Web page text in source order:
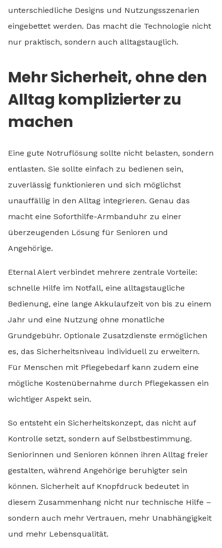
unterschiedliche Designs und Nutzungsszenarien
eingebettet werden. Das macht die Technologie nicht
nur praktisch, sondern auch alltagstauglich.
Mehr Sicherheit, ohne den
Alltag komplizierter zu
machen
Eine gute Notruflösung sollte nicht belasten, sondern
entlasten. Sie sollte einfach zu bedienen sein,
zuverlässig funktionieren und sich möglichst
unauffällig in den Alltag integrieren. Genau das
macht eine Soforthilfe-Armbanduhr zu einer
überzeugenden Lösung für Senioren und
Angehörige.
Eternal Alert verbindet mehrere zentrale Vorteile:
schnelle Hilfe im Notfall, eine alltagstaugliche
Bedienung, eine lange Akkulaufzeit von bis zu einem
Jahr und eine Nutzung ohne monatliche
Grundgebühr. Optionale Zusatzdienste ermöglichen
es, das Sicherheitsniveau individuell zu erweitern.
Für Menschen mit Pflegebedarf kann zudem eine
mögliche Kostenübernahme durch Pflegekassen ein
wichtiger Aspekt sein.
So entsteht ein Sicherheitskonzept, das nicht auf
Kontrolle setzt, sondern auf Selbstbestimmung.
Seniorinnen und Senioren können ihren Alltag freier
gestalten, während Angehörige beruhigter sein
können. Sicherheit auf Knopfdruck bedeutet in
diesem Zusammenhang nicht nur technische Hilfe –
sondern auch mehr Vertrauen, mehr Unabhängigkeit
und mehr Lebensqualität.